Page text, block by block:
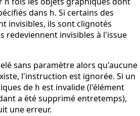
dans h. Si certains des
invisibles, ils sont clignotés
redeviennent invisibles à l'issue
sans paramètre alors qu'aucune
l'instruction est ignorée. Si un
de h est invalide (l'élément
a été supprimé entretemps),
une erreur.